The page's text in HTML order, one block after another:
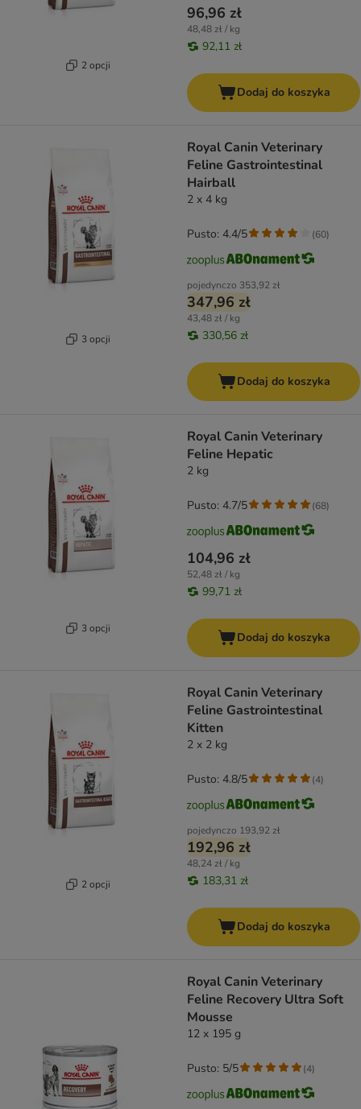
2 opcji
96,96 zł
48,48 zł / kg
92,11 zł
Dodaj do koszyka
3 opcji
Royal Canin Veterinary
Feline Gastrointestinal
Hairball
2 x 4 kg
pojedynczo 353,92 zł
347,96 zł
43,48 zł / kg
330,56 zł
Pusto: 4.4/5 (60)
Dodaj do koszyka
3 opcji
Royal Canin Veterinary
Feline Hepatic
2 kg
104,96 zł
52,48 zł / kg
99,71 zł
Pusto: 4.7/5 (68)
Dodaj do koszyka
2 opcji
Royal Canin Veterinary
Feline Gastrointestinal
Kitten
2 x 2 kg
pojedynczo 193,92 zł
192,96 zł
48,24 zł / kg
183,31 zł
Pusto: 4.8/5 (4)
Dodaj do koszyka
Royal Canin Veterinary
Feline Recovery Ultra Soft
Mousse
12 x 195 g
Pusto: 5/5 (4)